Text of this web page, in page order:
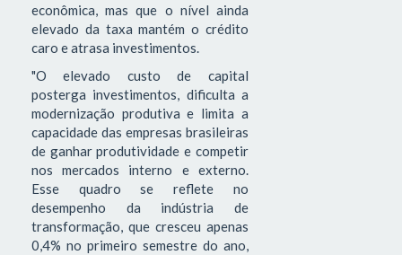
econômica, mas que o nível ainda
elevado da taxa mantém o crédito
caro e atrasa investimentos.
"O elevado custo de capital
posterga investimentos, dificulta a
modernização produtiva e limita a
capacidade das empresas brasileiras
de ganhar produtividade e competir
nos mercados interno e externo.
Esse quadro se reflete no
desempenho da indústria de
transformação, que cresceu apenas
0,4% no primeiro semestre do ano,